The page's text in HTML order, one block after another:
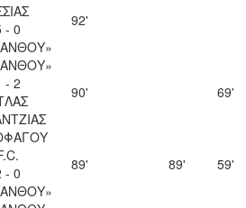
- 0
92'
- 2
90' 69'
- 0
89' 89' 59'